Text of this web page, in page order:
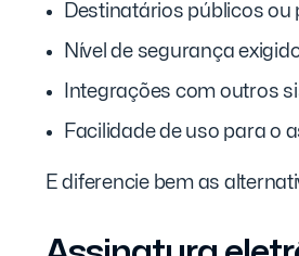
Destinatários públicos ou
Nível de segurança
Integrações com outros
Facilidade de uso para o
E diferencie bem as